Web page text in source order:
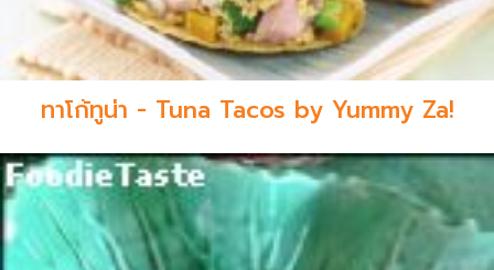
ทาโก้ทูน่า - Tuna Tacos by Yummy Za!